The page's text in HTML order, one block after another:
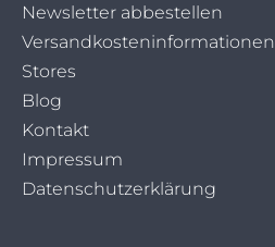
Navigation
überspringen
Newsletter abbestellen
Versandkosteninformationen
Stores
Blog
Kontakt
Impressum
Datenschutzerklärung